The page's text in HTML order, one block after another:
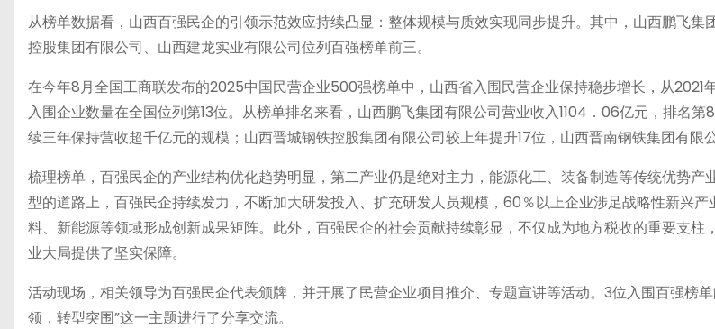
从榜单数据看，山西百强民企的引领示范效应持续凸显：整体规模与质效实现同步提升。其中，山西鹏飞集
控股集团有限公司、山西建龙实业有限公司位列百强榜单前三。
在今年8月全国工商联发布的2025中国民营企业500强榜单中，山西省入围民营企业保持稳步增长，从2021
入围企业数量在全国位列第13位。从榜单排名来看，山西鹏飞集团有限公司营业收入1104．06亿元，排名
续三年保持营收超千亿元的规模；山西晋城钢铁控股集团有限公司较上年提升17位，山西晋南钢铁集团有限
梳理榜单，百强民企的产业结构优化趋势明显，第二产业仍是绝对主力，能源化工、装备制造等传统优势产
型的道路上，百强民企持续发力，不断加大研发投入、扩充研发人员规模，60％以上企业涉足战略性新兴
料、新能源等领域形成创新成果矩阵。此外，百强民企的社会贡献持续彰显，不仅成为地方税收的重要支柱
业大局提供了坚实保障。
活动现场，相关领导为百强民企代表颁牌，并开展了民营企业项目推介、专题宣讲等活动。3位入围百强榜
领，转型突围”这一主题进行了分享交流。